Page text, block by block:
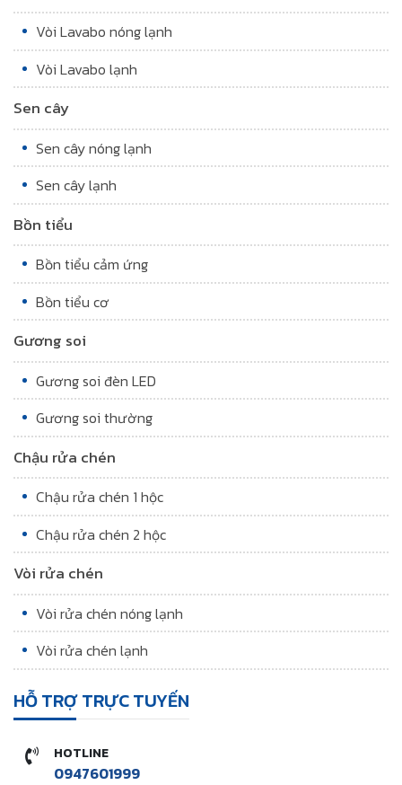
Vòi Lavabo nóng lạnh
Vòi Lavabo lạnh
Sen cây
Sen cây nóng lạnh
Sen cây lạnh
Bồn tiểu
Bồn tiểu cảm ứng
Bồn tiểu cơ
Gương soi
Gương soi đèn LED
Gương soi thường
Chậu rửa chén
Chậu rửa chén 1 hộc
Chậu rửa chén 2 hộc
Vòi rửa chén
Vòi rửa chén nóng lạnh
Vòi rửa chén lạnh
HỖ TRỢ TRỰC TUYẾN
HOTLINE
0947601999